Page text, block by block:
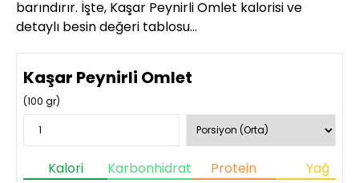
barındırır. İşte, Kaşar Peynirli Omlet kalorisi ve
detaylı besin değeri tablosu…
Kaşar Peynirli Omlet
(100 gr)
Kalori Karbonhidrat Protein Yağ